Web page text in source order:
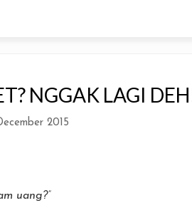
NGGAK LAGI
2015
uang?”